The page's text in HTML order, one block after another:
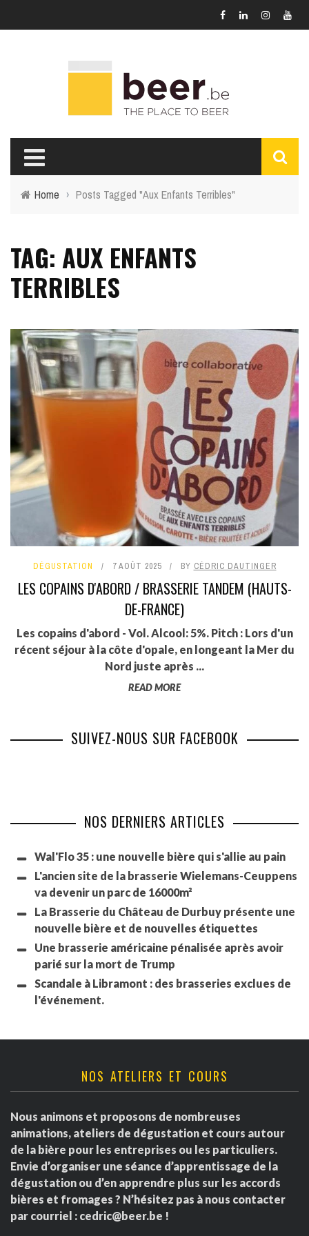
Home › Posts Tagged "Aux Enfants Terribles"
TAG: AUX ENFANTS
TERRIBLES
DÉGUSTATION 7 AOÛT 2025 BY CÉDRIC DAUTINGER
LES COPAINS D'ABORD / BRASSERIE TANDEM (HAUTS-
DE-FRANCE)
Les copains d'abord - Vol. Alcool: 5%. Pitch : Lors d'un
récent séjour à la côte d'opale, en longeant la Mer du
Nord juste après ...
READ MORE
SUIVEZ-NOUS SUR FACEBOOK
NOS DERNIERS ARTICLES
Wal'Flo 35 : une nouvelle bière qui s'allie au pain
L'ancien site de la brasserie Wielemans-Ceuppens
va devenir un parc de 16000m²
La Brasserie du Château de Durbuy présente une
nouvelle bière et de nouvelles étiquettes
Une brasserie américaine pénalisée après avoir
parié sur la mort de Trump
Scandale à Libramont : des brasseries exclues de
l'événement.
NOS ATELIERS ET COURS
Nous animons et proposons de nombreuses
animations, ateliers de dégustation et cours autour
de la bière pour les entreprises ou les particuliers.
Envie d’organiser une séance d’apprentissage de la
dégustation ou d’en apprendre plus sur les accords
bières et fromages ? N’hésitez pas à nous contacter
par courriel : cedric@beer.be !